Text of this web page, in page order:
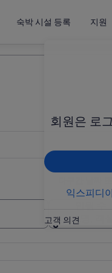
숙박 시설 등록 지원
회원은 로
익스피디
고객 의견2명, 객실